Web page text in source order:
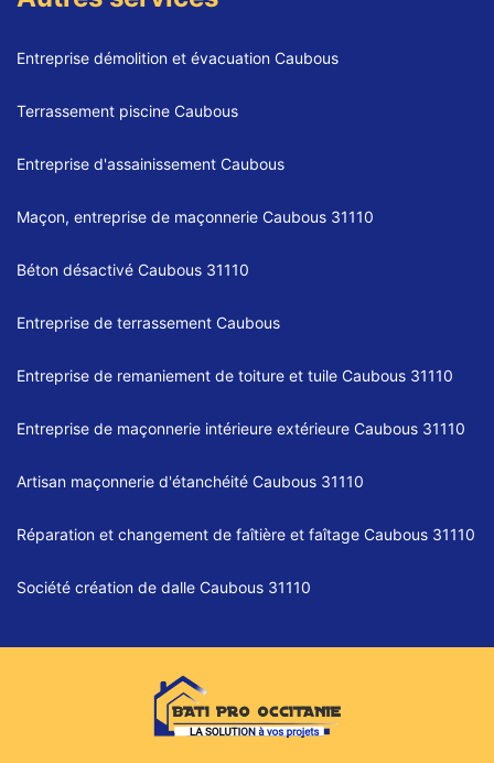
Entreprise démolition et évacuation Caubous
Terrassement piscine Caubous
Entreprise d'assainissement Caubous
Maçon, entreprise de maçonnerie Caubous 31110
Béton désactivé Caubous 31110
Entreprise de terrassement Caubous
Entreprise de remaniement de toiture et tuile Caubous 31110
Entreprise de maçonnerie intérieure extérieure Caubous 31110
Artisan maçonnerie d'étanchéité Caubous 31110
Réparation et changement de faîtière et faîtage Caubous 31110
Société création de dalle Caubous 31110